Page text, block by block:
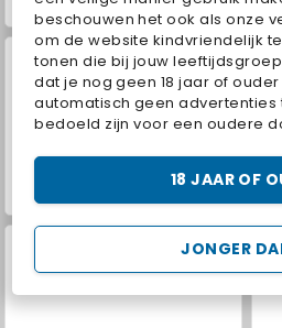
beschouwen het ook als onze
om de website kindvriendelijk
tonen die bij jouw
dat je nog geen 18 jaar of
automatisch geen advertenties
bedoeld zijn voor een oudere
JONGER
18 JAAR OF
Hidden Object: Street of Secrets
ASMR Makeover & Makeup Studio